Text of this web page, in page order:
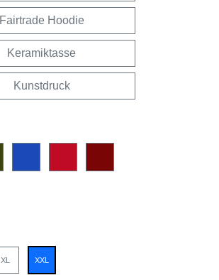
Fairtrade Hoodie
Keramiktasse
Kunstdruck
XL XXL